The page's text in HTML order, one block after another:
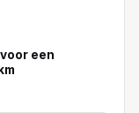
een